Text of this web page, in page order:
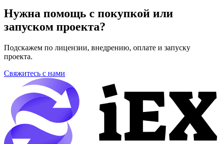
Нужна помощь с покупкой или
запуском проекта?
Подскажем по лицензии, внедрению, оплате и запуску
проекта.
Свяжитесь с нами